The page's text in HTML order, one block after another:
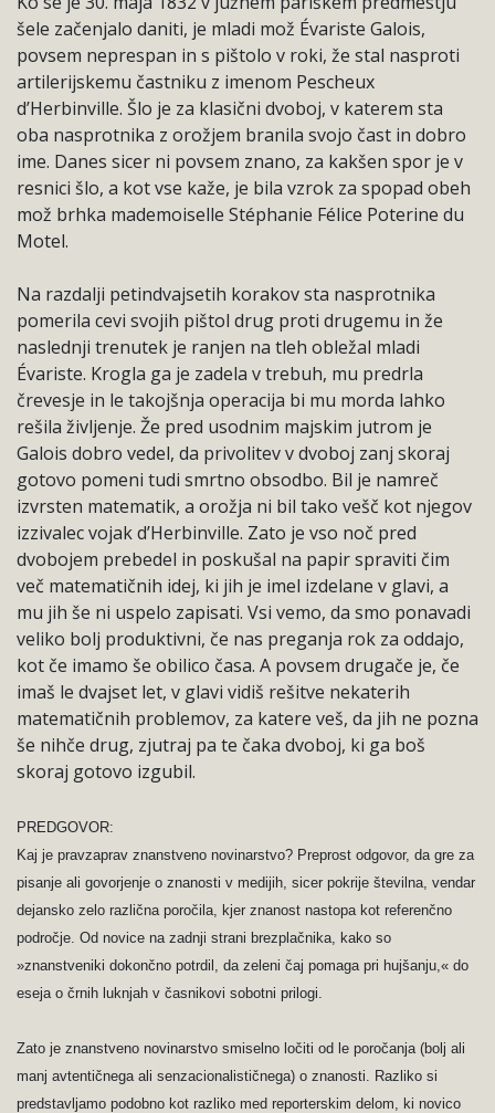
šele začenjalo daniti, je mladi mož Évariste Galois,
povsem neprespan in s pištolo v roki, že stal nasproti
artilerijskemu častniku z imenom Pescheux
d’Herbinville. Šlo je za klasični dvoboj, v katerem sta
oba nasprotnika z orožjem branila svojo čast in dobro
ime. Danes sicer ni povsem znano, za kakšen spor je v
resnici šlo, a kot vse kaže, je bila vzrok za spopad obeh
mož brhka mademoiselle Stéphanie Félice Poterine du
Motel.
Na razdalji petindvajsetih korakov sta nasprotnika
pomerila cevi svojih pištol drug proti drugemu in že
naslednji trenutek je ranjen na tleh obležal mladi
Évariste. Krogla ga je zadela v trebuh, mu predrla
črevesje in le takojšnja operacija bi mu morda lahko
rešila življenje. Že pred usodnim majskim jutrom je
Galois dobro vedel, da privolitev v dvoboj zanj skoraj
gotovo pomeni tudi smrtno obsodbo. Bil je namreč
izvrsten matematik, a orožja ni bil tako vešč kot njegov
izzivalec vojak d’Herbinville. Zato je vso noč pred
dvobojem prebedel in poskušal na papir spraviti čim
več matematičnih idej, ki jih je imel izdelane v glavi, a
mu jih še ni uspelo zapisati. Vsi vemo, da smo ponavadi
veliko bolj produktivni, če nas preganja rok za oddajo,
kot če imamo še obilico časa. A povsem drugače je, če
imaš le dvajset let, v glavi vidiš rešitve nekaterih
matematičnih problemov, za katere veš, da jih ne pozna
še nihče drug, zjutraj pa te čaka dvoboj, ki ga boš
skoraj gotovo izgubil.
PREDGOVOR:
Kaj je pravzaprav znanstveno novinarstvo? Preprost odgovor, da gre za
pisanje ali govorjenje o znanosti v medijih, sicer pokrije številna, vendar
dejansko zelo različna poročila, kjer znanost nastopa kot referenčno
področje. Od novice na zadnji strani brezplačnika, kako so
»znanstveniki dokončno potrdil, da zeleni čaj pomaga pri hujšanju,« do
eseja o črnih luknjah v časnikovi sobotni prilogi.
Zato je znanstveno novinarstvo smiselno ločiti od le poročanja (bolj ali
manj avtentičnega ali senzacionalističnega) o znanosti. Razliko si
predstavljamo podobno kot razliko med reporterskim delom, ki novico